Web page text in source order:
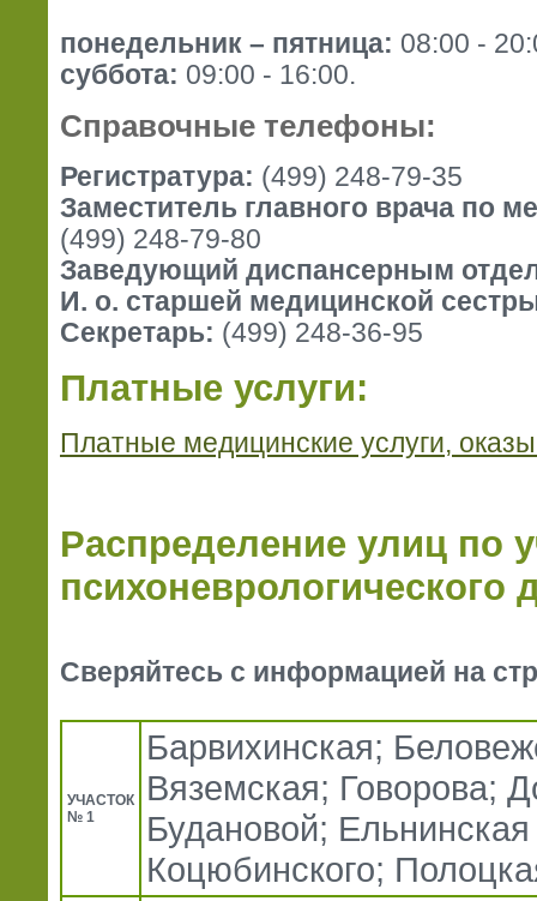
понедельник – пятница: 08:00 -
суббота: 09:00 - 16:00.
Справочные телефоны:
Регистратура: (499) 248-79-35
Заместитель главного врача по
(499) 248-79-80
Заведующий диспансерным
И. о. старшей медицинской
Секретарь: (499) 248-36-95
Платные услуги:
Платные медицинские услуги,
Распределение улиц по
психоневрологического
Сверяйтесь с информацией на
УЧАСТОК
№ 1
Барвихинская;
Вяземская; Говорова;
Будановой;
Коцюбинского;